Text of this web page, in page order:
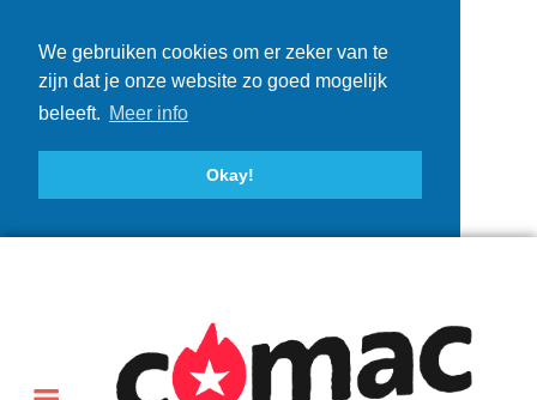
We gebruiken cookies om er zeker van te
zijn dat je onze website zo goed mogelijk
beleeft. Meer info
Okay!